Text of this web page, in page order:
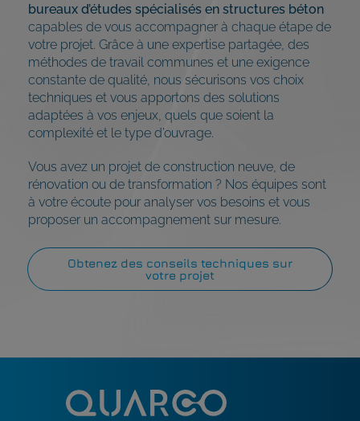
bureaux d’études spécialisés en structures béton
capables de vous accompagner à chaque étape de
votre projet. Grâce à une expertise partagée, des
méthodes de travail communes et une exigence
constante de qualité, nous sécurisons vos choix
techniques et vous apportons des solutions
adaptées à vos enjeux, quels que soient la
complexité et le type d’ouvrage.
Vous avez un projet de construction neuve, de
rénovation ou de transformation ? Nos équipes sont
à votre écoute pour analyser vos besoins et vous
proposer un accompagnement sur mesure.
Obtenez des conseils techniques sur
votre projet